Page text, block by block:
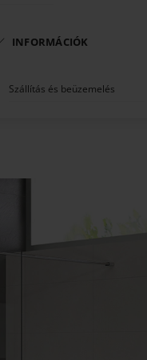
INFORMÁCIÓK
Szállítás és beüzemelés